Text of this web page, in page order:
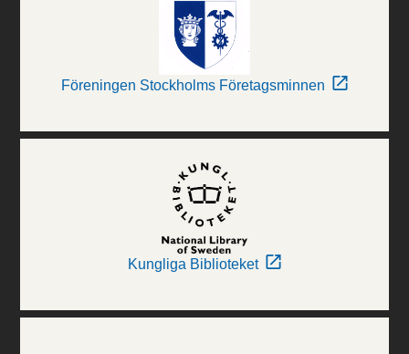
Föreningen Stockholms Företagsminnen
Kungliga Biblioteket